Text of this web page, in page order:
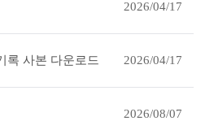
2026/04/17
록 사본 다운로드 2026/04/17
2026/08/07